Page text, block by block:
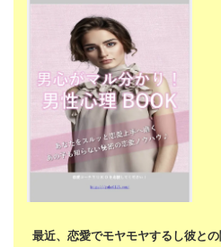
最近、恋愛でモヤモヤするし彼との